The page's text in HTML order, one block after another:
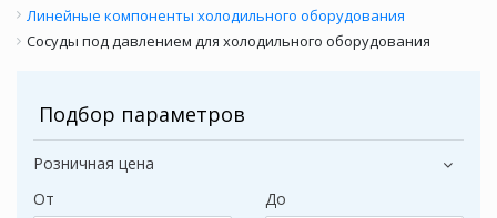
Линейные компоненты холодильного оборудования
Сосуды под давлением для холодильного оборудования
Подбор параметров
Розничная цена
От
До